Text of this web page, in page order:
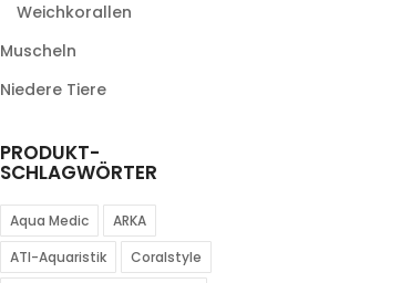
Weichkorallen
Muscheln
Niedere Tiere
PRODUKT-
SCHLAGWÖRTER
Aqua Medic
ARKA
ATI-Aquaristik
Coralstyle